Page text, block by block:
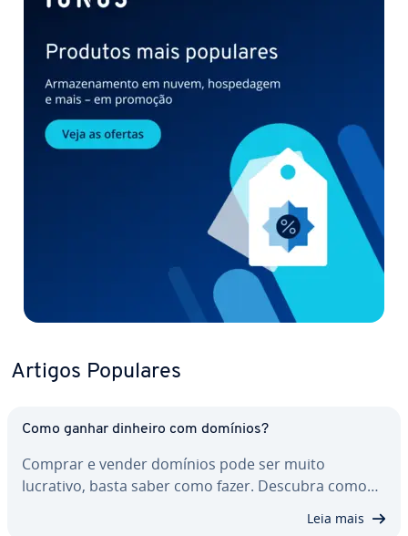
Artigos Populares
Como ganhar dinheiro com domínios?
Comprar e vender domínios pode ser muito
lucrativo, basta saber como fazer. Descubra como…
Leia mais